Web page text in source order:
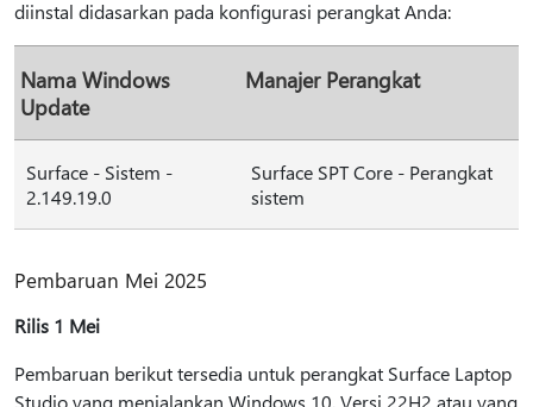
diinstal didasarkan pada konfigurasi perangkat Anda:
Nama Windows
Update
Manajer Perangkat
Surface - Sistem -
2.149.19.0
Surface SPT Core - Perangkat
sistem
Pembaruan Mei 2025
Rilis 1 Mei
Pembaruan berikut tersedia untuk perangkat Surface Laptop
Studio yang menjalankan Windows 10, Versi 22H2 atau yang